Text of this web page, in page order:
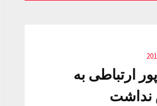
ارتباطی به
نداشت